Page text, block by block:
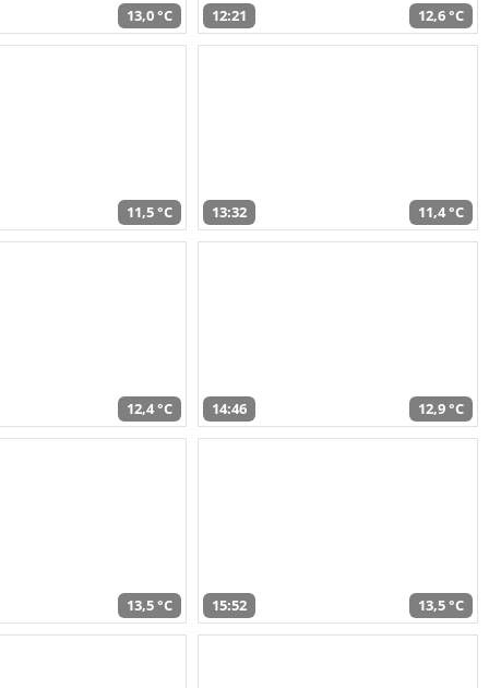
13,0 °C 12:21 12,6 °C
11,5 °C 13:32 11,4 °C
12,4 °C 14:46 12,9 °C
13,5 °C 15:52 13,5 °C